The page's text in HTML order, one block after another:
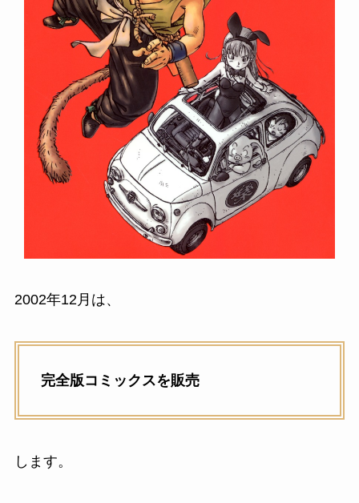
2002年12月は、
完全版コミックスを販売
します。